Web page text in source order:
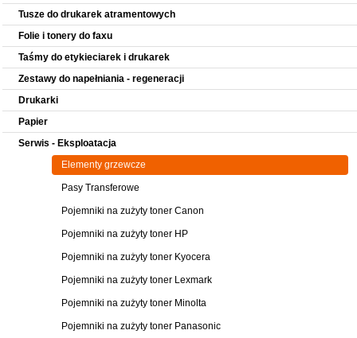
Tusze do drukarek atramentowych
Folie i tonery do faxu
Taśmy do etykieciarek i drukarek
Zestawy do napełniania - regeneracji
Drukarki
Papier
Serwis - Eksploatacja
Elementy grzewcze
Pasy Transferowe
Pojemniki na zużyty toner Canon
Pojemniki na zużyty toner HP
Pojemniki na zużyty toner Kyocera
Pojemniki na zużyty toner Lexmark
Pojemniki na zużyty toner Minolta
Pojemniki na zużyty toner Panasonic